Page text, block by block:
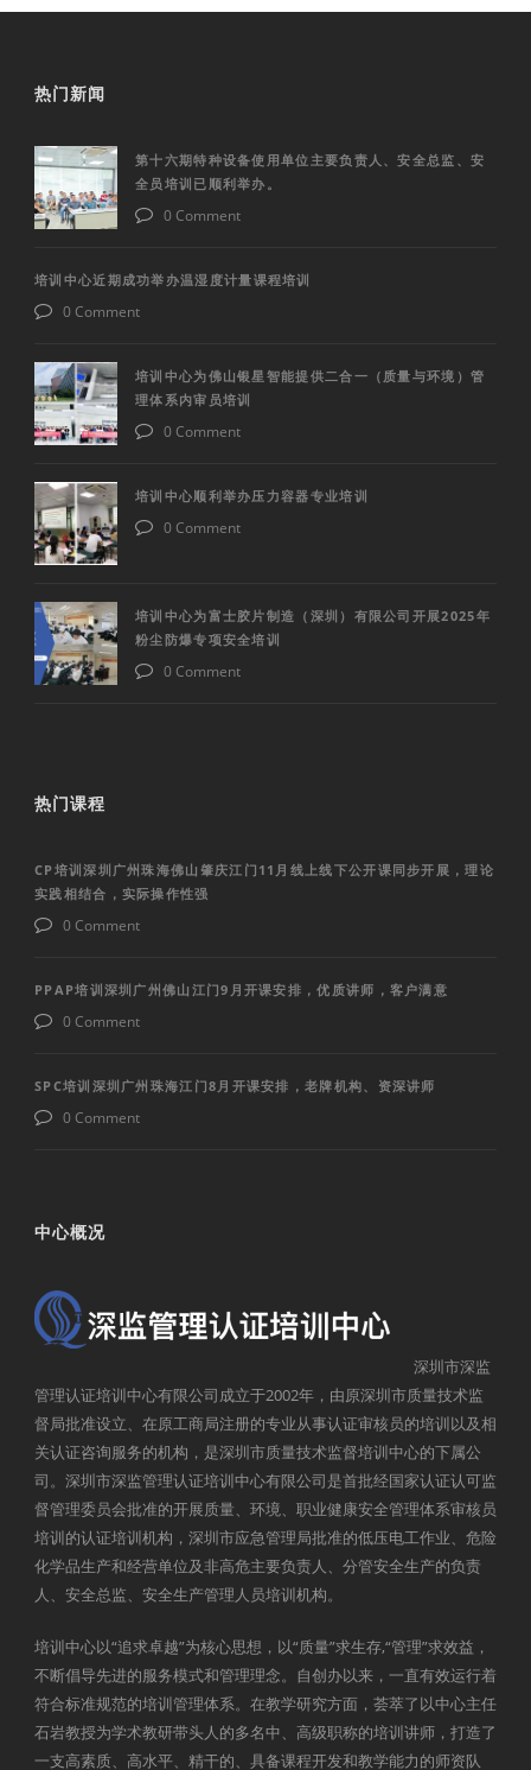
热门新闻
第十六期特种设备使用单位主要负责人、安全总监、安
全员培训已顺利举办。
0 Comment
培训中心近期成功举办温湿度计量课程培训
0 Comment
培训中心为佛山银星智能提供二合一（质量与环境）管
理体系内审员培训
0 Comment
培训中心顺利举办压力容器专业培训
0 Comment
培训中心为富士胶片制造（深圳）有限公司开展2025年
粉尘防爆专项安全培训
0 Comment
热门课程
CP培训深圳广州珠海佛山肇庆江门11月线上线下公开课同步开展，理论
实践相结合，实际操作性强
0 Comment
PPAP培训深圳广州佛山江门9月开课安排，优质讲师，客户满意
0 Comment
SPC培训深圳广州珠海江门8月开课安排，老牌机构、资深讲师
0 Comment
中心概况
深圳市深监
管理认证培训中心有限公司成立于2002年，由原深圳市质量技术监
督局批准设立、在原工商局注册的专业从事认证审核员的培训以及相
关认证咨询服务的机构，是深圳市质量技术监督培训中心的下属公
司。深圳市深监管理认证培训中心有限公司是首批经国家认证认可监
督管理委员会批准的开展质量、环境、职业健康安全管理体系审核员
培训的认证培训机构，深圳市应急管理局批准的低压电工作业、危险
化学品生产和经营单位及非高危主要负责人、分管安全生产的负责
人、安全总监、安全生产管理人员培训机构。
培训中心以“追求卓越”为核心思想，以“质量”求生存,“管理”求效益，
不断倡导先进的服务模式和管理理念。自创办以来，一直有效运行着
符合标准规范的培训管理体系。在教学研究方面，荟萃了以中心主任
石岩教授为学术教研带头人的多名中、高级职称的培训讲师，打造了
一支高素质、高水平、精干的、具备课程开发和教学能力的师资队